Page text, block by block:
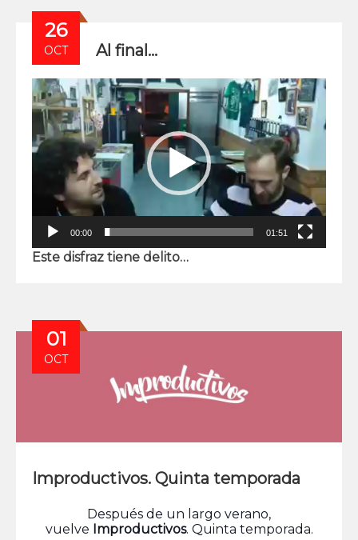
26
OCT Al final…
Video
Player
00:00 01:51
Este disfraz tiene delito…
01
OCT
Improductivos. Quinta temporada
Después de un largo verano,
vuelve Improductivos. Quinta temporada.